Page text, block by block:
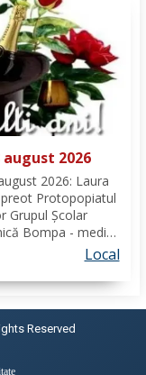
2026
2026: Laura
Protopopiatul
Grupul Școlar
Bompa - medic
Redacția Dorohoi
Local
Reserved